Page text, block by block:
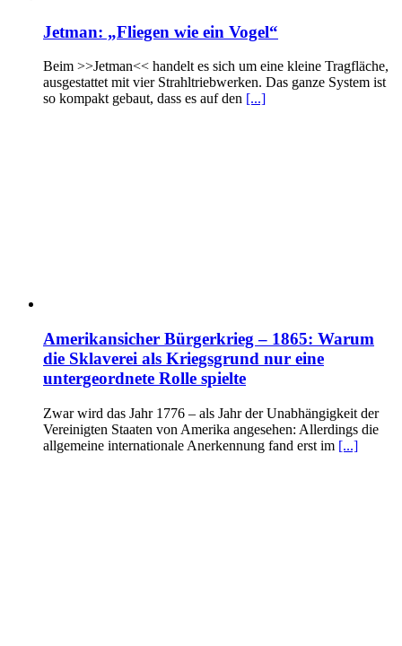
Jetman: „Fliegen wie ein Vogel“
Beim >>Jetman<< handelt es sich um eine kleine Tragfläche,
ausgestattet mit vier Strahltriebwerken. Das ganze System ist
so kompakt gebaut, dass es auf den [...]
Amerikansicher Bürgerkrieg – 1865: Warum
die Sklaverei als Kriegsgrund nur eine
untergeordnete Rolle spielte
Zwar wird das Jahr 1776 – als Jahr der Unabhängigkeit der
Vereinigten Staaten von Amerika angesehen: Allerdings die
allgemeine internationale Anerkennung fand erst im [...]